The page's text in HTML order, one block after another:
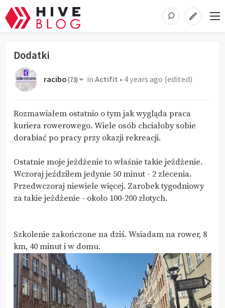
Dodatki
racibo(73) inActifit • 4 years ago (edited)
Rozmawiałem ostatnio o tym jak wygląda praca
kuriera rowerowego. Wiele osób chciałoby sobie
dorabiać po pracy przy okazji rekreacji.
Ostatnie moje jeżdżenie to właśnie takie jeżdżenie.
Wczoraj jeździłem jedynie 50 minut - 2 zlecenia.
Przedwczoraj niewiele więcej. Zarobek tygodniowy
za takie jeżdżenie - około 100-200 złotych.
Szkolenie zakończone na dziś. Wsiadam na rower, 8
km, 40 minut i w domu.